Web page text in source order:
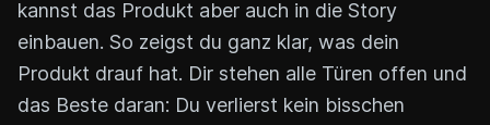
kannst das Produkt aber auch in die Story
einbauen. So zeigst du ganz klar, was dein
Produkt drauf hat. Dir stehen alle Türen offen und
das Beste daran: Du verlierst kein bisschen